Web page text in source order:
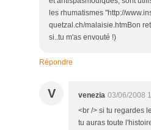
les rhumatismes "http://
quetzal.ch/malaisie.htmBon
si..tu m'as envouté !)
Répondre
V venezia 03/06/2008
<br /> si tu regardes
tu auras toute